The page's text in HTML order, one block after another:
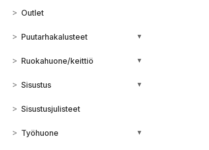
> Outlet
> Puutarhakalusteet ▼
> Ruokahuone/keittiö ▼
> Sisustus ▼
> Sisustusjulisteet
> Työhuone ▼